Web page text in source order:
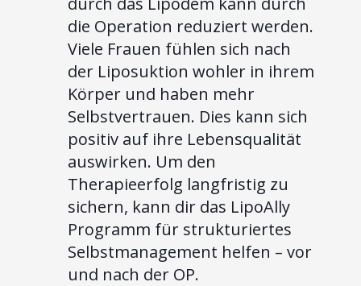
die Operation reduziert werden.
Viele Frauen fühlen sich nach
der Liposuktion wohler in ihrem
Körper und haben mehr
Selbstvertrauen. Dies kann sich
positiv auf ihre Lebensqualität
auswirken. Um den
Therapieerfolg langfristig zu
sichern, kann dir das LipoAlly
Programm für strukturiertes
Selbstmanagement helfen – vor
und nach der OP.